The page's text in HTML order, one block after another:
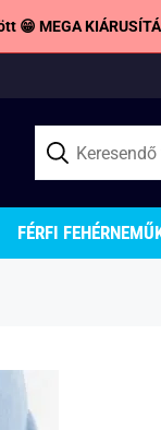
😁 MEGA
FÉRFI